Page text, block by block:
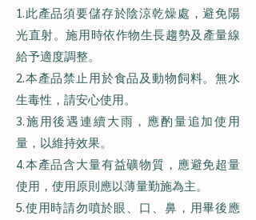
1.此產品須要儲存於陰涼乾燥處，避免陽
光直射。施用時依作物生長趨勢及產量線
給予適度調整。
2.本產品禁止用於食品及動物飼料。無水
生毒性，請安心使用。
3.施用後遇連續大雨，應酌量追加使用
量，以維持效果。
4.本產品含大量有益礦物質，應避免超量
使用，使用原則應以薄量勤施為主。
5.使用時請勿噴於眼、口
​、鼻，用畢後應